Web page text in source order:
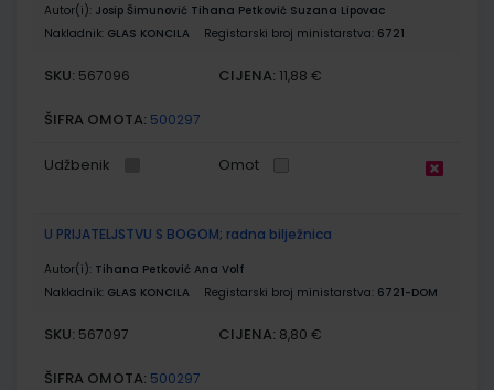
Autor(i): Josip Šimunović Tihana Petković Suzana Lipovac
Nakladnik: GLAS KONCILA Registarski broj ministarstva: 6721
SKU: 567096 CIJENA: 11,88 €
ŠIFRA OMOTA: 500297
Udžbenik Omot
U PRIJATELJSTVU S BOGOM; radna bilježnica
Autor(i): Tihana Petković Ana Volf
Nakladnik: GLAS KONCILA Registarski broj ministarstva: 6721-DOM
SKU: 567097 CIJENA: 8,80 €
ŠIFRA OMOTA: 500297